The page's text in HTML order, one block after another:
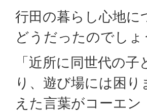
行田の暮らし心地に
どうだったのでしょ
「近所に同世代の
り、遊び場には困
えた言葉がコーエ